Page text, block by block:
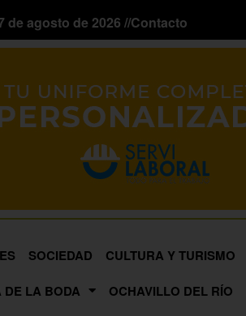
de agosto de 2026 //Contacto
SOCIEDAD CULTURA Y TURISMO
DE LA BODA OCHAVILLO DEL RÍO